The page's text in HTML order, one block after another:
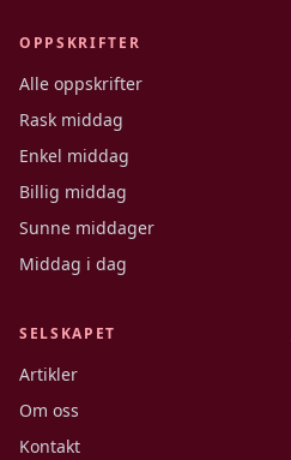
OPPSKRIFTER
Alle oppskrifter
Rask middag
Enkel middag
Billig middag
Sunne middager
Middag i dag
SELSKAPET
Artikler
Om oss
Kontakt